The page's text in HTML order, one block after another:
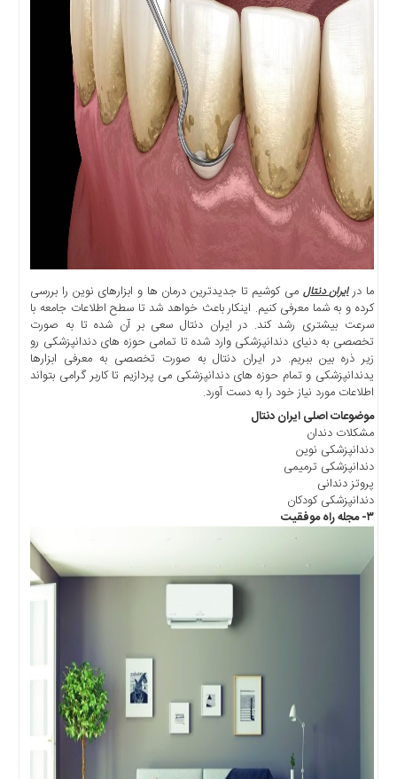
اخبار
اخبار
سیاسی
اخبار
فرهنگی
اخبار
سایت
برگه
نمونه
چند
رسانه
برگه
نمونه
ما درایران دنتال می کوشیم تا جدیدترین درمان ها و ابزارهای نوین را بررسی
کرده و به شما معرفی کنیم. اینکار باعث خواهد شد تا سطح اطلاعات جامعه با
سرعت بیشتری رشد کند. در ایران دنتال سعی بر آن شده تا به صورت
تخصصی به دنیای دندانپزشکی وارد شده تا تمامی حوزه های دندانپزشکی رو
زیر ذره بین ببریم. در ایران دنتال به صورت تخصصی به معرفی ابزارها
یدندانپزشکی و تمام حوزه های دندانپزشکی می پردازیم تا کاربر گرامی بتواند
اطلاعات مورد نیاز خود را به دست آورد.
موضوعات اصلی ایران دنتال
مشکلات دندان
دندانپزشکی نوین
دندانپزشکی ترمیمی
پروتز دندانی
دندانپزشکی کودکان
۳- مجله راه موفقیت